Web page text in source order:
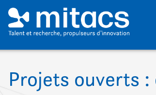
Projets ouverts